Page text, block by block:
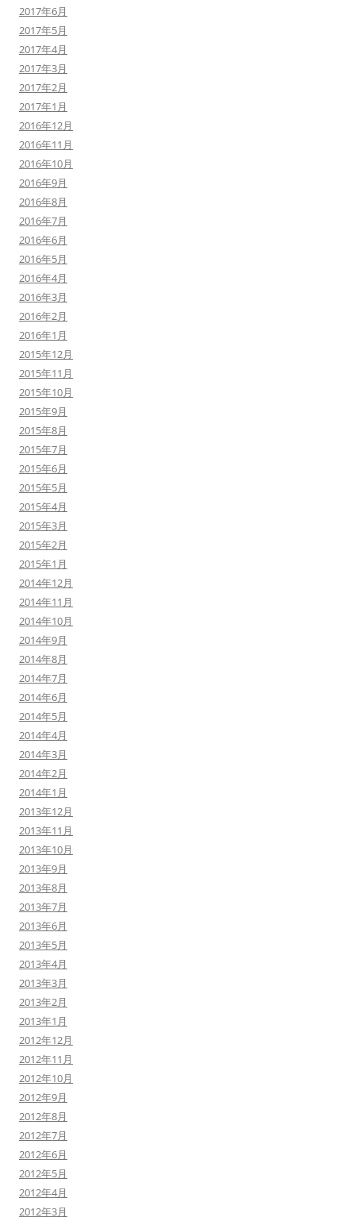
2017年6月
2017年5月
2017年4月
2017年3月
2017年2月
2017年1月
2016年12月
2016年11月
2016年10月
2016年9月
2016年8月
2016年7月
2016年6月
2016年5月
2016年4月
2016年3月
2016年2月
2016年1月
2015年12月
2015年11月
2015年10月
2015年9月
2015年8月
2015年7月
2015年6月
2015年5月
2015年4月
2015年3月
2015年2月
2015年1月
2014年12月
2014年11月
2014年10月
2014年9月
2014年8月
2014年7月
2014年6月
2014年5月
2014年4月
2014年3月
2014年2月
2014年1月
2013年12月
2013年11月
2013年10月
2013年9月
2013年8月
2013年7月
2013年6月
2013年5月
2013年4月
2013年3月
2013年2月
2013年1月
2012年12月
2012年11月
2012年10月
2012年9月
2012年8月
2012年7月
2012年6月
2012年5月
2012年4月
2012年3月